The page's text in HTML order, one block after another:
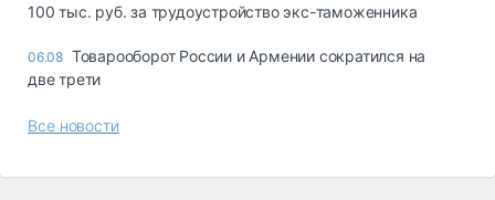
100 тыс. руб. за трудоустройство экс-таможенника
06.08 Товарооборот России и Армении сократился на
две трети
Все новости